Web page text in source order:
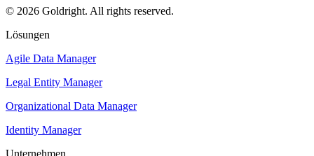
© 2026 Goldright. All rights reserved.
Lösungen
Agile Data Manager
Legal Entity Manager
Organizational Data Manager
Identity Manager
Unternehmen